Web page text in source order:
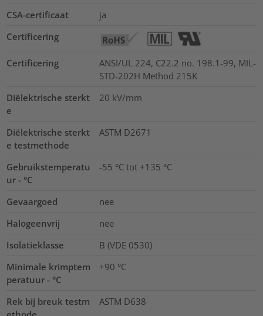
CSA-certificaat
ja
Certificering
Certificering
ANSI/UL 224, C22.2 no. 198.1-99, MIL-
STD-202H Method 215K
Diëlektrische sterkt
e
20 kV/mm
Diëlektrische sterkt
e testmethode
ASTM D2671
Gebruikstemperatu
ur - °C
-55 °C tot +135 °C
Gevaargoed
nee
Halogeenvrij
nee
Isolatieklasse
B (VDE 0530)
Minimale krimptem
peratuur - °C
+90 °C
Rek bij breuk testm
ASTM D638